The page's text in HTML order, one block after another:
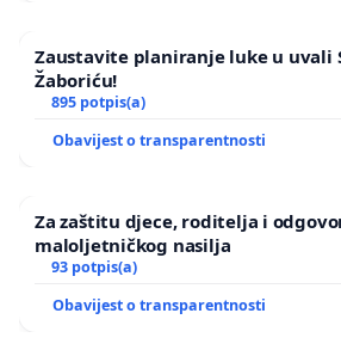
Zaustavite planiranje luke u uvali
Žaboriću!
895 potpis(a)
Obavijest o transparentnosti
Za zaštitu djece, roditelja i
maloljetničkog nasilja
93 potpis(a)
Obavijest o transparentnosti